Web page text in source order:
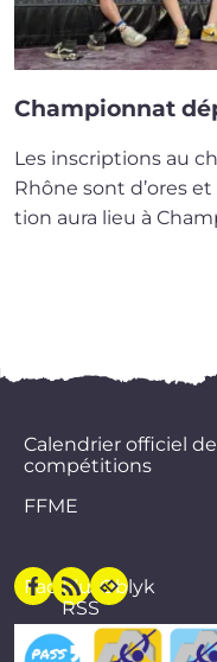
Championnat
Les ins­crip­tions au
Rhône sont d’ores
tion aura lieu à
Calendrier officiel
compétitions
FFME
Facebook
Flux
RSS
Oblyk